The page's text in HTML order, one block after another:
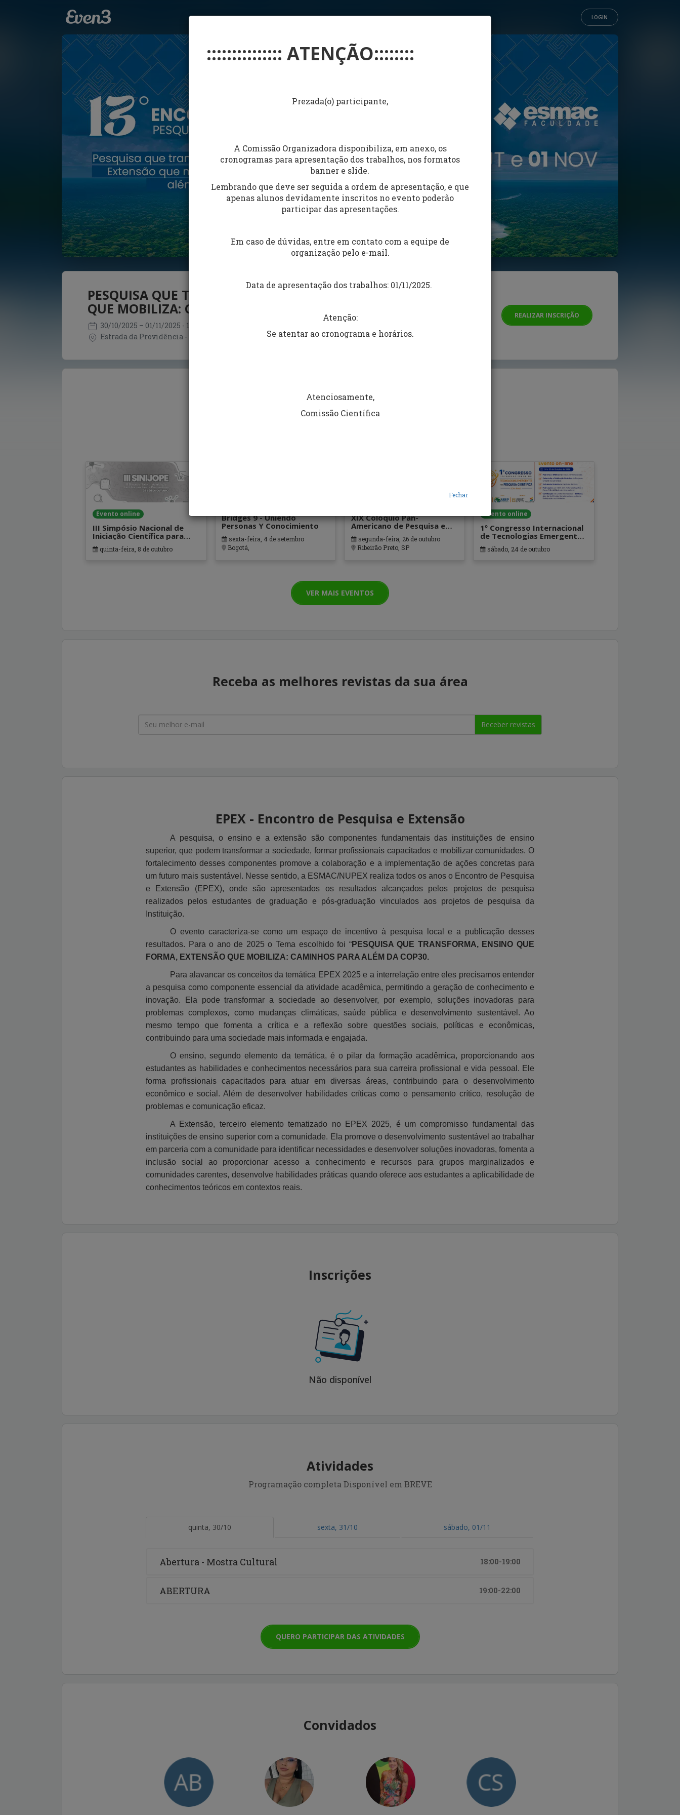
::::::::::::::: ATENÇÃO::::::::
Prezada(o) participante,
A Comissão Organizadora disponibiliza, em anexo, os
cronogramas para apresentação dos trabalhos, nos formatos
banner e slide.
Lembrando que deve ser seguida a ordem de apresentação, e que
apenas alunos devidamente inscritos no evento poderão
participar das apresentações.
Em caso de dúvidas, entre em contato com a equipe de
organização pelo e-mail.
Data de apresentação dos trabalhos: 01/11/2025.
Atenção:
Se atentar ao cronograma e horários.
Atenciosamente,
Comissão Científica
Fechar
LOGIN
PESQUISA QUE TRANSFORMA, ENSINO QUE FORMA, EXTENSÃO
QUE MOBILIZA: CAMINHOS PARA ALÉM DA COP30
30/10/2025 – 01/11/2025 - 19:00 - 12:00 GMT-3
Estrada da Providência - Ananindeua - Pará - Brasil
REALIZAR INSCRIÇÃO
O evento já encerrou
Evento online
III Simpósio Nacional de
Iniciação Científica para
Jovens Pesquisadores
(SINIJOPE)
quinta-feira, 8 de outubro
Bridges 9 - Uniendo
Personas Y Conocimiento
sexta-feira, 4 de setembro
Bogotá,
XIX Colóquio Pan-
Americano de Pesquisa em
Enfermagem
segunda-feira, 26 de outubro
Ribeirão Preto, SP
Evento online
1º Congresso Internacional
de Tecnologias Emergentes
na Pesquisa Científica
sábado, 24 de outubro
VER MAIS EVENTOS
Receba as melhores revistas da sua área
Receber revistas
EPEX - Encontro de Pesquisa e Extensão
A pesquisa, o ensino e a extensão são componentes fundamentais das instituições de ensino
superior, que podem transformar a sociedade, formar profissionais capacitados e mobilizar comunidades. O
fortalecimento desses componentes promove a colaboração e a implementação de ações concretas para
um futuro mais sustentável. Nesse sentido, a ESMAC/NUPEX realiza todos os anos o Encontro de Pesquisa
e Extensão (EPEX), onde são apresentados os resultados alcançados pelos projetos de pesquisa
realizados pelos estudantes de graduação e pós-graduação vinculados aos projetos de pesquisa da
Instituição.
O evento caracteriza-se como um espaço de incentivo à pesquisa local e a publicação desses
resultados. Para o ano de 2025 o Tema escolhido foi “PESQUISA QUE TRANSFORMA, ENSINO QUE
FORMA, EXTENSÃO QUE MOBILIZA: CAMINHOS PARA ALÉM DA COP30.
Para alavancar os conceitos da temática EPEX 2025 e a interrelação entre eles precisamos entender
a pesquisa como componente essencial da atividade acadêmica, permitindo a geração de conhecimento e
inovação. Ela pode transformar a sociedade ao desenvolver, por exemplo, soluções inovadoras para
problemas complexos, como mudanças climáticas, saúde pública e desenvolvimento sustentável. Ao
mesmo tempo que fomenta a crítica e a reflexão sobre questões sociais, políticas e econômicas,
contribuindo para uma sociedade mais informada e engajada.
O ensino, segundo elemento da temática, é o pilar da formação acadêmica, proporcionando aos
estudantes as habilidades e conhecimentos necessários para sua carreira profissional e vida pessoal. Ele
forma profissionais capacitados para atuar em diversas áreas, contribuindo para o desenvolvimento
econômico e social. Além de desenvolver habilidades críticas como o pensamento crítico, resolução de
problemas e comunicação eficaz.
A Extensão, terceiro elemento tematizado no EPEX 2025, é um compromisso fundamental das
instituições de ensino superior com a comunidade. Ela promove o desenvolvimento sustentável ao trabalhar
em parceria com a comunidade para identificar necessidades e desenvolver soluções inovadoras, fomenta a
inclusão social ao proporcionar acesso a conhecimento e recursos para grupos marginalizados e
comunidades carentes, desenvolve habilidades práticas quando oferece aos estudantes a aplicabilidade de
conhecimentos teóricos em contextos reais.
Inscrições
Não disponível
Atividades
Programação completa Disponível em BREVE
quinta, 30/10 sexta, 31/10 sábado, 01/11
Abertura - Mostra Cultural 18:00-19:00
ABERTURA 19:00-22:00
QUERO PARTICIPAR DAS ATIVIDADES
Convidados